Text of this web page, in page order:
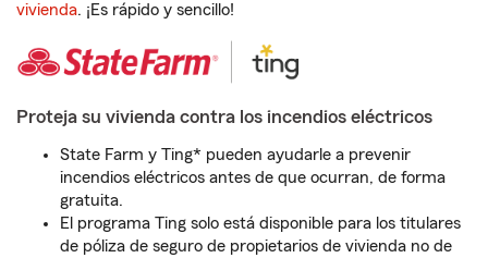
vivienda. ¡Es rápido y sencillo!
Proteja su vivienda contra los incendios eléctricos
State Farm y Ting* pueden ayudarle a prevenir
incendios eléctricos antes de que ocurran, de forma
gratuita.
El programa Ting solo está disponible para los titulares
de póliza de seguro de propietarios de vivienda no de